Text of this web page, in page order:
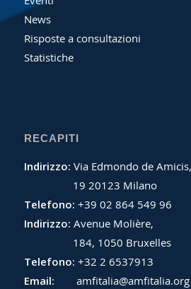
News
Risposte a consultazioni
Statistiche
RECAPITI
Indirizzo: Via Edmondo de Amicis,
19 20123 Milano
Telefono: +39 02 864 549 96
Indirizzo: Avenue Molière,
184, 1050 Bruxelles
Telefono: +32 2 6537913
Email:
amfitalia@amfitalia.org